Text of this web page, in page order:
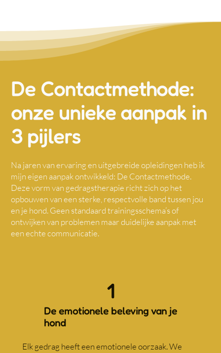
De Contactmethode:
onze unieke aanpak in
3 pijlers
Na jaren van ervaring en uitgebreide opleidingen heb ik
mijn eigen aanpak ontwikkeld: De Contactmethode.
Deze vorm van gedragstherapie richt zich op het
opbouwen van een sterke, respectvolle band tussen jou
en je hond. Geen standaard trainingsschema’s of
ontwijken van problemen maar duidelijke aanpak met
een echte communicatie.
1
De emotionele beleving van je
hond
Elk gedrag heeft een emotionele oorzaak. We